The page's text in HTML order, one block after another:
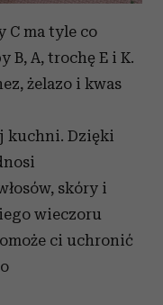
C ma tyle co
A, trochę E i K.
żelazo i kwas
kuchni. Dzięki
skóry i
wieczoru
ci uchronić